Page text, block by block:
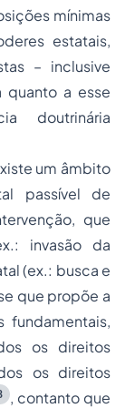
mínimas
estatais,
– inclusive
quanto a esse
doutrinária
um âmbito
passível de
que
invasão da
(ex.: busca e
que propõe a
os direitos
os direitos
, contanto que